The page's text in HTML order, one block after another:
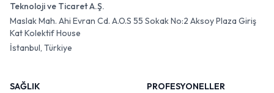
Teknoloji ve Ticaret A.Ş.
Maslak Mah. Ahi Evran Cd. A.O.S 55 Sokak No:2 Aksoy Plaza Giriş
Kat Kolektif House
İstanbul, Türkiye
SAĞLIK
PROFESYONELLER